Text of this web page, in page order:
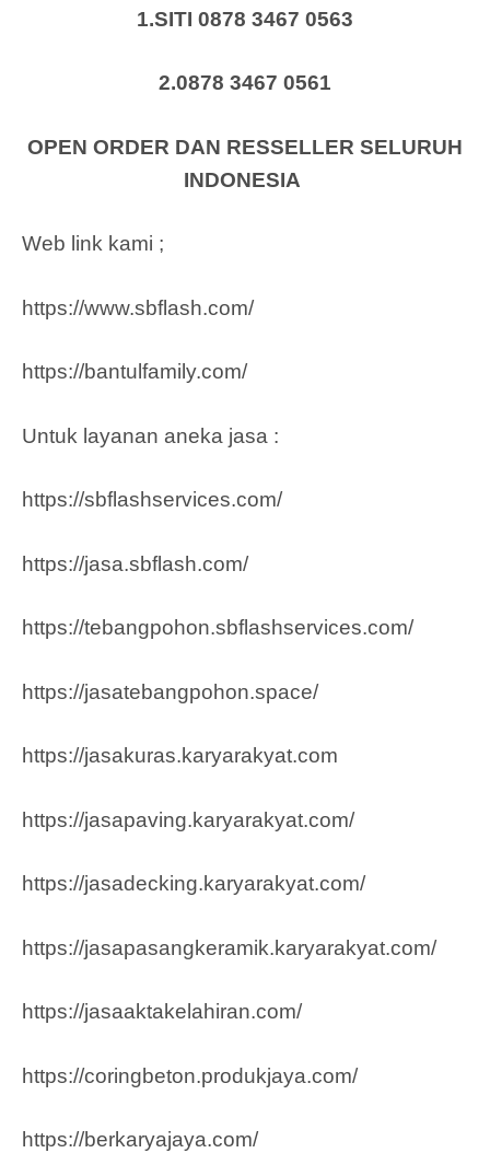
1.SITI 0878 3467 0563
2.0878 3467 0561
OPEN ORDER DAN RESSELLER SELURUH
INDONESIA
Web link kami ;
https://www.sbflash.com/
https://bantulfamily.com/
Untuk layanan aneka jasa :
https://sbflashservices.com/
https://jasa.sbflash.com/
https://tebangpohon.sbflashservices.com/
https://jasatebangpohon.space/
https://jasakuras.karyarakyat.com
https://jasapaving.karyarakyat.com/
https://jasadecking.karyarakyat.com/
https://jasapasangkeramik.karyarakyat.com/
https://jasaaktakelahiran.com/
https://coringbeton.produkjaya.com/
https://berkaryajaya.com/